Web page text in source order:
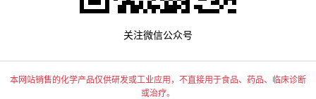
关注微信公众号
本网站销售的化学产品仅供研发或工业应用，不直接用于食品、药品、临床诊断
或治疗。